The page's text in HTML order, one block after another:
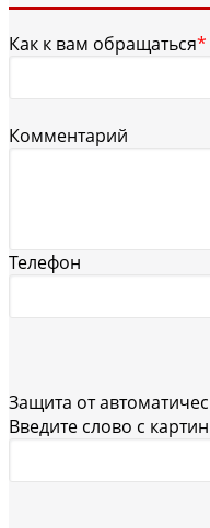
Как к вам обращаться*
Комментарий
Телефон
Защита от
Введите слово с